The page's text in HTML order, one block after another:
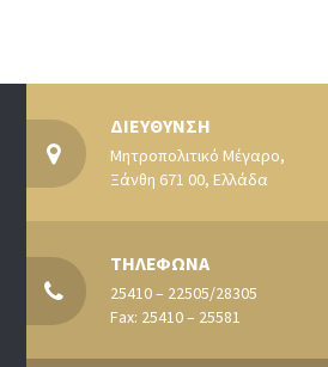
ΔΙΕΥΘΥΝΣΗ
Μητροπολιτικό Μέγαρο,
Ξάνθη 671 00, Ελλάδα
ΤΗΛΕΦΩΝΑ
25410 – 22505/28305
Fax: 25410 – 25581